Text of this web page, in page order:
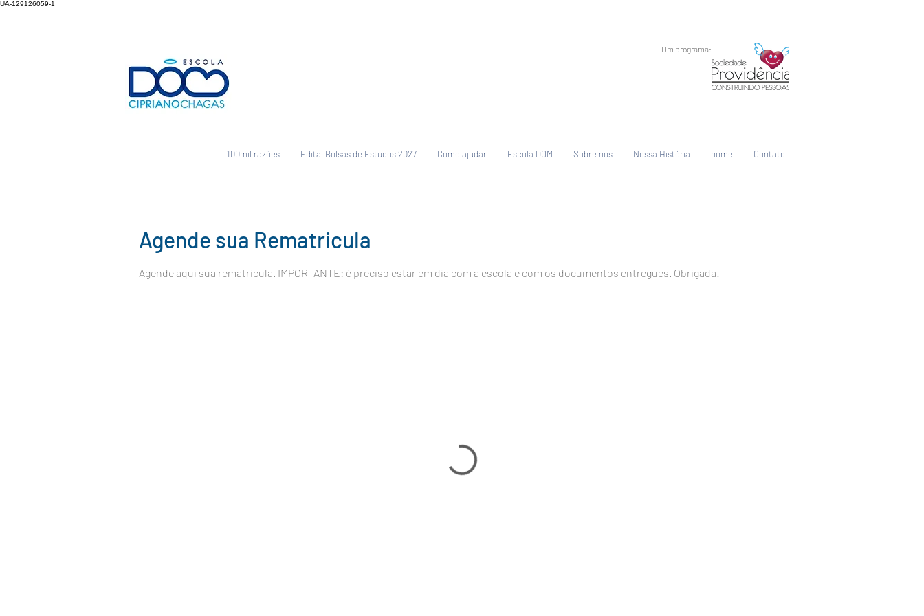
UA-129126059-1
Um programa:
100mil razões Edital Bolsas de Estudos 2027 Como ajudar Escola DOM Sobre nós Nossa História home Contato
Agende sua Rematricula
Agende aqui sua rematricula. IMPORTANTE: é preciso estar em dia com a escola e com os documentos entregues. Obrigada!